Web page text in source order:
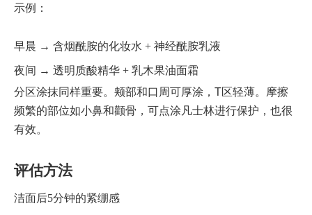
示例：
早晨 → 含烟酰胺的化妆水 + 神经酰胺乳液
夜间 → 透明质酸精华 + 乳木果油面霜
分区涂抹同样重要。颊部和口周可厚涂，T区轻薄。摩擦
频繁的部位如小鼻和颧骨，可点涂凡士林进行保护，也很
有效。
评估方法
洁面后5分钟的紧绷感